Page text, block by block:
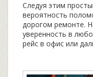
Следуя этим
вероятность
дорогом ремонте.
уверенность в
рейс в офис или